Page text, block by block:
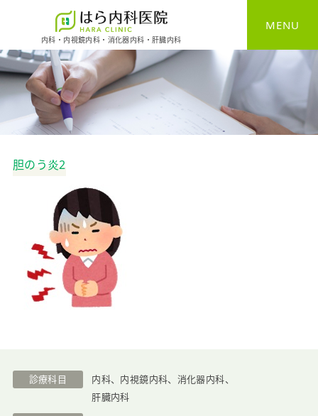
内科・内視鏡内科・消化器内科・肝臓内科
MENU
HOME
一般内科
消化器内科
胆のう炎2
診療科目
内科、内視鏡内科、消化器内科、
肝臓内科